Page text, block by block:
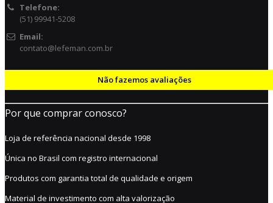
Telefone:
(51) 99941-5208
Email:
contato@lefeman.com.br
Não fazemos avaliações
Por que comprar conosco?
Loja de referência nacional desde 1998
Única no Brasil com registro internacional
Produtos com garantia total de qualidade e origem
Material de investimento com alta valorização